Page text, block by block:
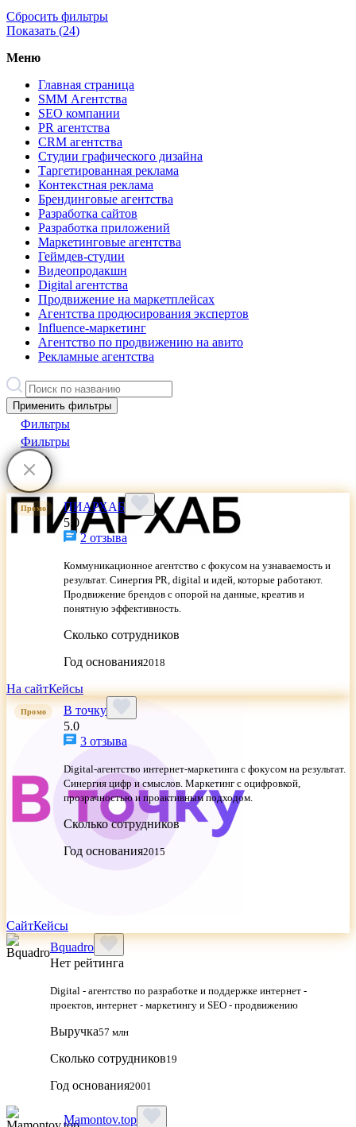
Сбросить фильтры
Показать (24)
Меню
Главная страница
SMM Агентства
SEO компании
PR агентства
CRM агентства
Студии графического дизайна
Таргетированная реклама
Контекстная реклама
Брендинговые агентства
Разработка сайтов
Разработка приложений
Маркетинговые агентства
Геймдев-студии
Видеопродакшн
Digital агентства
Продвижение на маркетплейсах
Агентства продюсирования экспертов
Influence-маркетинг
Агентство по продвижению на авито
Рекламные агентства
Применить фильтры
Фильтры
Фильтры
Промо
ПИАРХАБ
5.0
2 отзыва
Коммуникационное агентство с фокусом на узнаваемость и
результат. Синергия PR, digital и идей, которые работают.
Продвижение брендов с опорой на данные, креатив и
понятную эффективность.
Сколько сотрудников
Год основания2018
На сайтКейсы
Промо
В точку
5.0
3 отзыва
Digital-агентство интернет-маркетинга с фокусом на результат.
Синергия цифр и смыслов. Маркетинг с оцифровкой,
прозрачностью и проактивным подходом.
Сколько сотрудников
Год основания2015
СайтКейсы
Bquadro
Нет рейтинга
Digital - агентство по разработке и поддержке интернет -
проектов, интернет - маркетингу и SEO - продвижению
Выручка57 млн
Сколько сотрудников19
Год основания2001
Mamontov.top